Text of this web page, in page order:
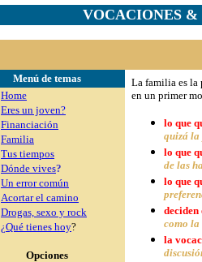
VOCACIONES &
Menú de temas
Home
Eres un joven?
Financiación
Familia
Tus tiempos
Dónde vives?
Un error común
Acortar el camino
Drogas, sexo y rock
¿Qué tienes hoy?
Opciones
La familia es la
en un primer
lo que
quizá
lo que
de las
lo que
como la
la